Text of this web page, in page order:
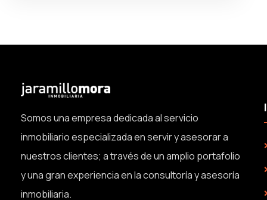
Somos una empresa dedicada al servicio
inmobiliario especializada en servir y asesorar a
nuestros clientes; a través de un amplio portafolio
y una gran experiencia en la consultoría y asesoría
inmobiliaria.